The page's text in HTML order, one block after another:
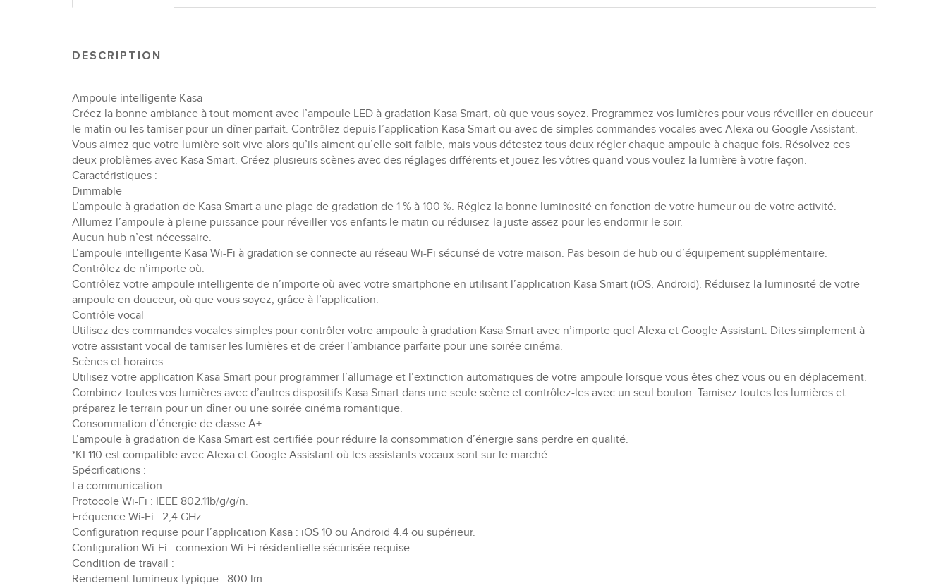
DESCRIPTION
Ampoule intelligente Kasa
Créez la bonne ambiance à tout moment avec l’ampoule LED à gradation Kasa Smart, où que vous soyez. Programmez vos lumières pour vous réveiller en douceur
le matin ou les tamiser pour un dîner parfait. Contrôlez depuis l’application Kasa Smart ou avec de simples commandes vocales avec Alexa ou Google Assistant.
Vous aimez que votre lumière soit vive alors qu’ils aiment qu’elle soit faible, mais vous détestez tous deux régler chaque ampoule à chaque fois. Résolvez ces
deux problèmes avec Kasa Smart. Créez plusieurs scènes avec des réglages différents et jouez les vôtres quand vous voulez la lumière à votre façon.
Caractéristiques :
Dimmable
L’ampoule à gradation de Kasa Smart a une plage de gradation de 1 % à 100 %. Réglez la bonne luminosité en fonction de votre humeur ou de votre activité.
Allumez l’ampoule à pleine puissance pour réveiller vos enfants le matin ou réduisez-la juste assez pour les endormir le soir.
Aucun hub n’est nécessaire.
L’ampoule intelligente Kasa Wi-Fi à gradation se connecte au réseau Wi-Fi sécurisé de votre maison. Pas besoin de hub ou d’équipement supplémentaire.
Contrôlez de n’importe où.
Contrôlez votre ampoule intelligente de n’importe où avec votre smartphone en utilisant l’application Kasa Smart (iOS, Android). Réduisez la luminosité de votre
ampoule en douceur, où que vous soyez, grâce à l’application.
Contrôle vocal
Utilisez des commandes vocales simples pour contrôler votre ampoule à gradation Kasa Smart avec n’importe quel Alexa et Google Assistant. Dites simplement à
votre assistant vocal de tamiser les lumières et de créer l’ambiance parfaite pour une soirée cinéma.
Scènes et horaires.
Utilisez votre application Kasa Smart pour programmer l’allumage et l’extinction automatiques de votre ampoule lorsque vous êtes chez vous ou en déplacement.
Combinez toutes vos lumières avec d’autres dispositifs Kasa Smart dans une seule scène et contrôlez-les avec un seul bouton. Tamisez toutes les lumières et
préparez le terrain pour un dîner ou une soirée cinéma romantique.
Consommation d’énergie de classe A+.
L’ampoule à gradation de Kasa Smart est certifiée pour réduire la consommation d’énergie sans perdre en qualité.
*KL110 est compatible avec Alexa et Google Assistant où les assistants vocaux sont sur le marché.
Spécifications :
La communication :
Protocole Wi-Fi : IEEE 802.11b/g/g/n.
Fréquence Wi-Fi : 2,4 GHz
Configuration requise pour l’application Kasa : iOS 10 ou Android 4.4 ou supérieur.
Configuration Wi-Fi : connexion Wi-Fi résidentielle sécurisée requise.
Condition de travail :
Rendement lumineux typique : 800 lm